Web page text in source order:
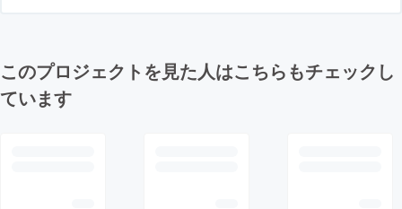
このプロジェクトを見た人はこちらもチェックし
ています